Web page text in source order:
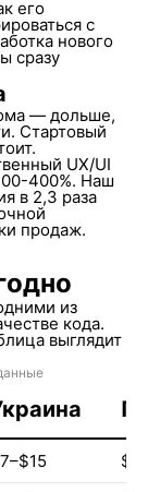
его
с
нового
сразу
— дольше,
Стартовый
UX/UI
400%. Наш
в 2,3 раза
продаж.
из
кода.
выглядит